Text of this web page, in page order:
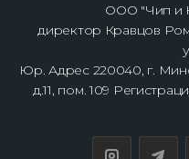
ООО "Чип и
директор Кравцов
Юр. Адрес 220040, г.
д.11, пом. 109